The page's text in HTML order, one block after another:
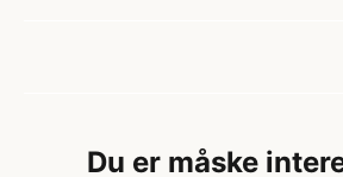
Du er måske